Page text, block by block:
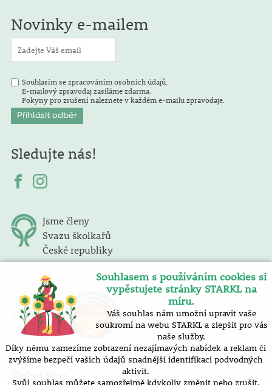
Novinky e-mailem
Souhlasím se zpracováním osobních údajů.
E-mailový zpravodaj zasíláme zdarma.
Pokyny pro zrušení naleznete v každém e-mailu zpravodaje.
Sledujte nás!
Jsme členy
Svazu školkařů
České republiky
Pobočky
Souhlasem s používáním cookies si
vypěstujete stránky STARKL na
míru.
Váš souhlas nám umožní upravit vaše
soukromí na webu STARKL a zlepšit pro vás
naše služby.
Díky němu zamezíme zobrazení nezajímavých nabídek a reklam či
zvýšíme bezpečí vašich údajů snadnější identifikací podvodných
aktivit.
Svůj souhlas můžete samozřejmě kdykoliv změnit nebo zrušit.